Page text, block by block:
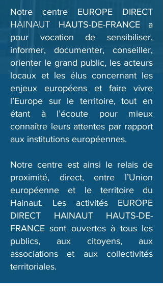
Notre centre EUROPE DIRECT
HAINAUT
HAUTS-DE-FRANCE a
pour vocation de sensibiliser,
informer, documenter, conseiller,
orienter le grand public, les acteurs
locaux et les élus concernant les
enjeux européens et faire vivre
l’Europe sur le territoire, tout en
étant à l’écoute pour mieux
connaître leurs attentes par rapport
aux institutions européennes.
Notre centre est ainsi le relais de
proximité, direct, entre l’Union
européenne et le territoire du
Hainaut. Les activités EUROPE
DIRECT HAINAUT HAUTS-DE-
FRANCE sont ouvertes à tous les
publics, aux citoyens, aux
associations et aux collectivités
territoriales.